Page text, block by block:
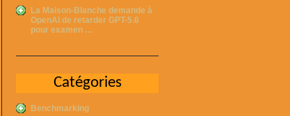
La Maison-Blanche demande à
OpenAI de retarder GPT-5.6
pour examen …
Catégories
Benchmarking